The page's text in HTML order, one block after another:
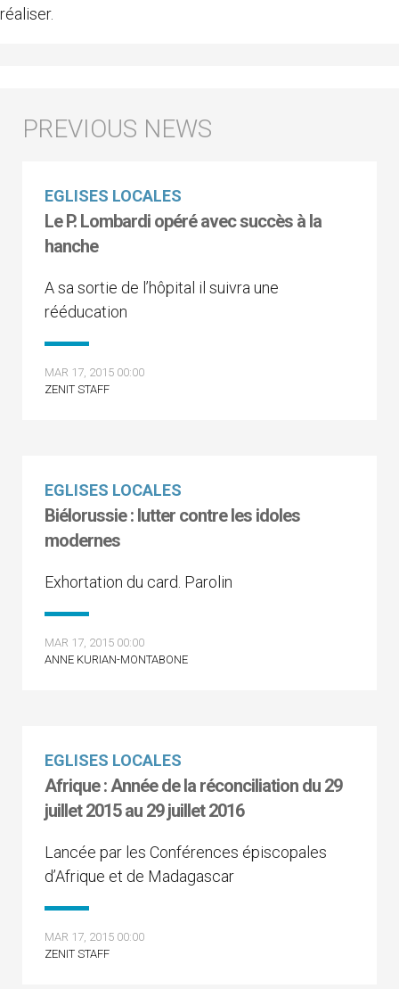
réaliser.
EGLISES LOCALES
Le P. Lombardi opéré avec succès à la
hanche
A sa sortie de l’hôpital il suivra une
rééducation
MAR 17, 2015 00:00
ZENIT STAFF
EGLISES LOCALES
Biélorussie : lutter contre les idoles
modernes
Exhortation du card. Parolin
MAR 17, 2015 00:00
ANNE KURIAN-MONTABONE
EGLISES LOCALES
Afrique : Année de la réconciliation du 29
juillet 2015 au 29 juillet 2016
Lancée par les Conférences épiscopales
d’Afrique et de Madagascar
MAR 17, 2015 00:00
ZENIT STAFF